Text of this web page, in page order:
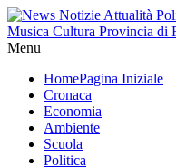
Menu
HomePagina Iniziale
Cronaca
Economia
Ambiente
Scuola
Politica